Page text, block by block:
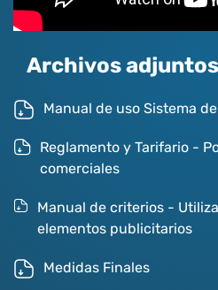
Archivos adjuntos
Manual de uso Sistema
Reglamento y Tarifario -
comerciales
Manual de criterios -
elementos publicitarios
Medidas Finales